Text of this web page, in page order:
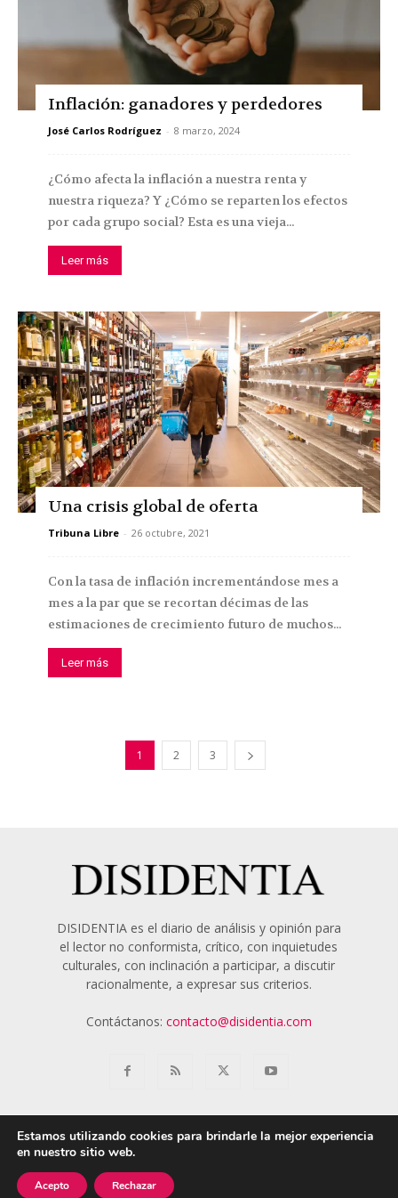
Inflación: ganadores y perdedores
José Carlos Rodríguez - 8 marzo, 2024
¿Cómo afecta la inflación a nuestra renta y
nuestra riqueza? Y ¿Cómo se reparten los efectos
por cada grupo social? Esta es una vieja...
Leer más
Una crisis global de oferta
Tribuna Libre - 26 octubre, 2021
Con la tasa de inflación incrementándose mes a
mes a la par que se recortan décimas de las
estimaciones de crecimiento futuro de muchos...
Leer más
1 2 3
DISIDENTIA es el diario de análisis y opinión para
el lector no conformista, crítico, con inquietudes
culturales, con inclinación a participar, a discutir
racionalmente, a expresar sus criterios.
Contáctanos: contacto@disidentia.com
© 2018 - 2024 Disidentia
Estamos utilizando cookies para brindarle la mejor experiencia
en nuestro sitio web.
Acepto Rechazar